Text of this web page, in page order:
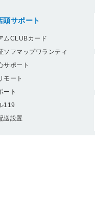
頭サポート
ムCLUBカード
ソフマップワランティ
サポート
モート
ート
119
送設置